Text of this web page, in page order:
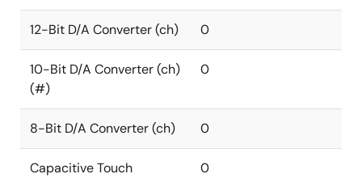
12-Bit D/A Converter (ch) 0
10-Bit D/A Converter (ch)
(#)
0
8-Bit D/A Converter (ch) 0
Capacitive Touch
0